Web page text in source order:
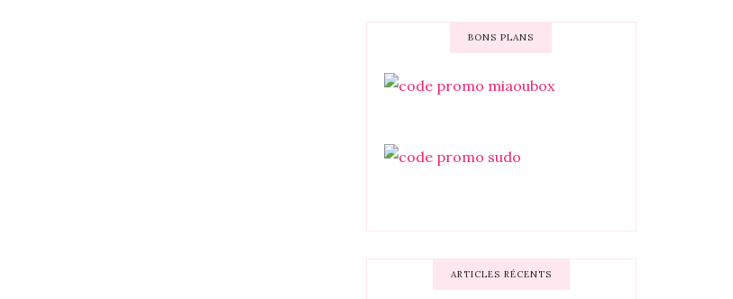
BONS PLANS
ARTICLES RÉCENTS